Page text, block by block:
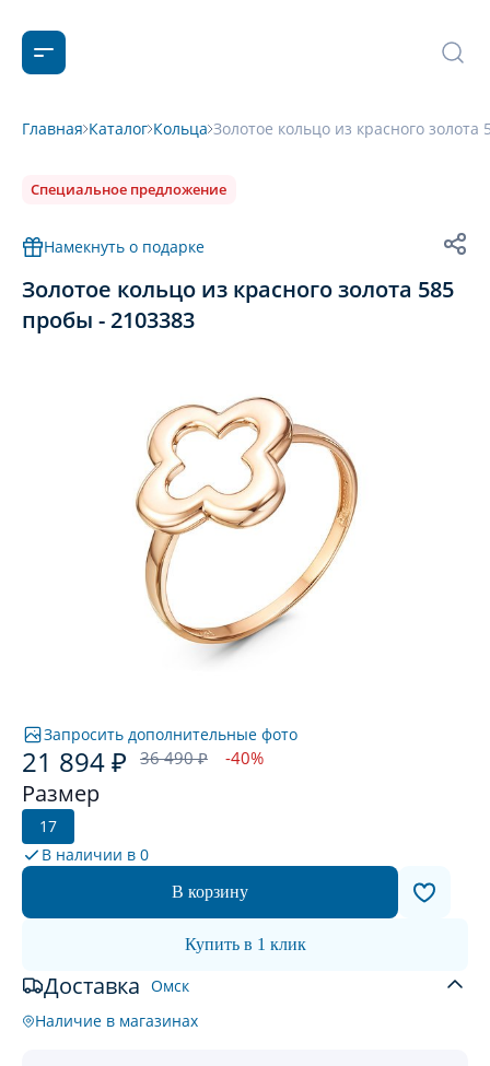
Главная Каталог Кольца Золотое кольцо из красного
Специальное предложение
Намекнуть о подарке
Золотое кольцо из красного золота 585
пробы - 2103383
Запросить дополнительные фото
21 894 ₽ 36 490 ₽ -40%
Размер
17
В наличии в 0
В корзину
Купить в 1 клик
Доставка Омск
Наличие в магазинах